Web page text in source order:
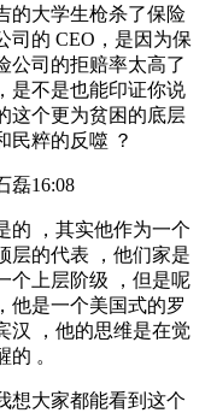
的大学生枪杀了保险
司的 CEO，是因为保
公司的拒赔率太高了
，是不是也能印证你说
这个更为贫困的底层
民粹的反噬 ？
磊16:08
的 ，其实他作为一个
层的代表 ，他们家是
个上层阶级 ，但是呢
，他是一个美国式的罗
汉 ，他的思维是在觉
的 。
想大家都能看到这个